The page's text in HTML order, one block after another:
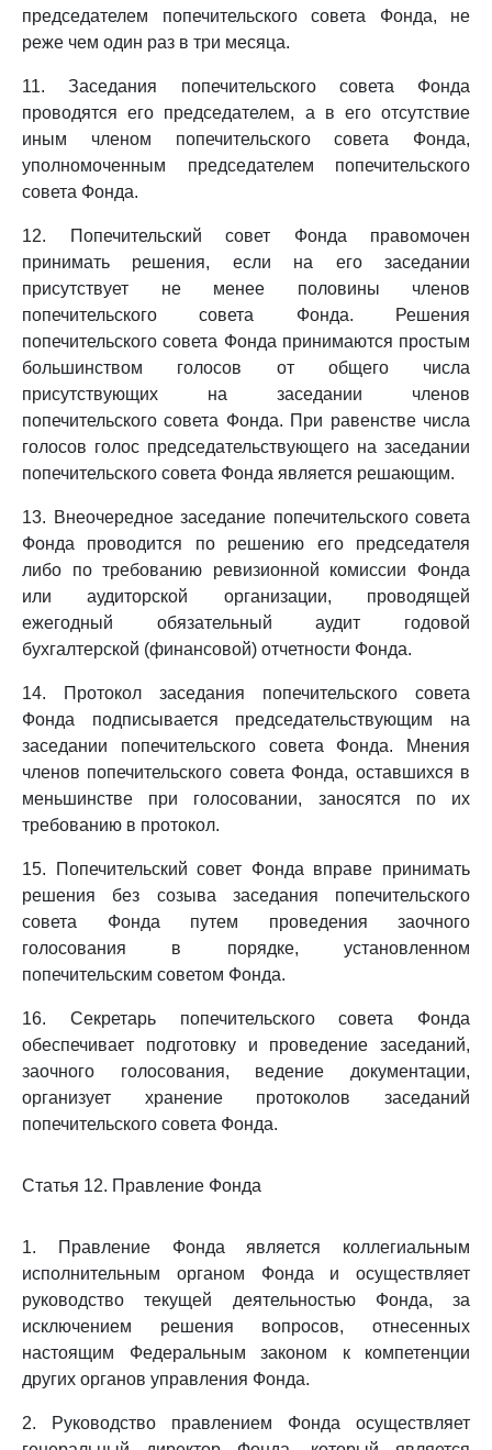
председателем попечительского совета Фонда, не
реже чем один раз в три месяца.
11. Заседания попечительского совета Фонда
проводятся его председателем, а в его отсутствие
иным членом попечительского совета Фонда,
уполномоченным председателем попечительского
совета Фонда.
12. Попечительский совет Фонда правомочен
принимать решения, если на его заседании
присутствует не менее половины членов
попечительского совета Фонда. Решения
попечительского совета Фонда принимаются простым
большинством голосов от общего числа
присутствующих на заседании членов
попечительского совета Фонда. При равенстве числа
голосов голос председательствующего на заседании
попечительского совета Фонда является решающим.
13. Внеочередное заседание попечительского совета
Фонда проводится по решению его председателя
либо по требованию ревизионной комиссии Фонда
или аудиторской организации, проводящей
ежегодный обязательный аудит годовой
бухгалтерской (финансовой) отчетности Фонда.
14. Протокол заседания попечительского совета
Фонда подписывается председательствующим на
заседании попечительского совета Фонда. Мнения
членов попечительского совета Фонда, оставшихся в
меньшинстве при голосовании, заносятся по их
требованию в протокол.
15. Попечительский совет Фонда вправе принимать
решения без созыва заседания попечительского
совета Фонда путем проведения заочного
голосования в порядке, установленном
попечительским советом Фонда.
16. Секретарь попечительского совета Фонда
обеспечивает подготовку и проведение заседаний,
заочного голосования, ведение документации,
организует хранение протоколов заседаний
попечительского совета Фонда.
Статья 12. Правление Фонда
1. Правление Фонда является коллегиальным
исполнительным органом Фонда и осуществляет
руководство текущей деятельностью Фонда, за
исключением решения вопросов, отнесенных
настоящим Федеральным законом к компетенции
других органов управления Фонда.
2. Руководство правлением Фонда осуществляет